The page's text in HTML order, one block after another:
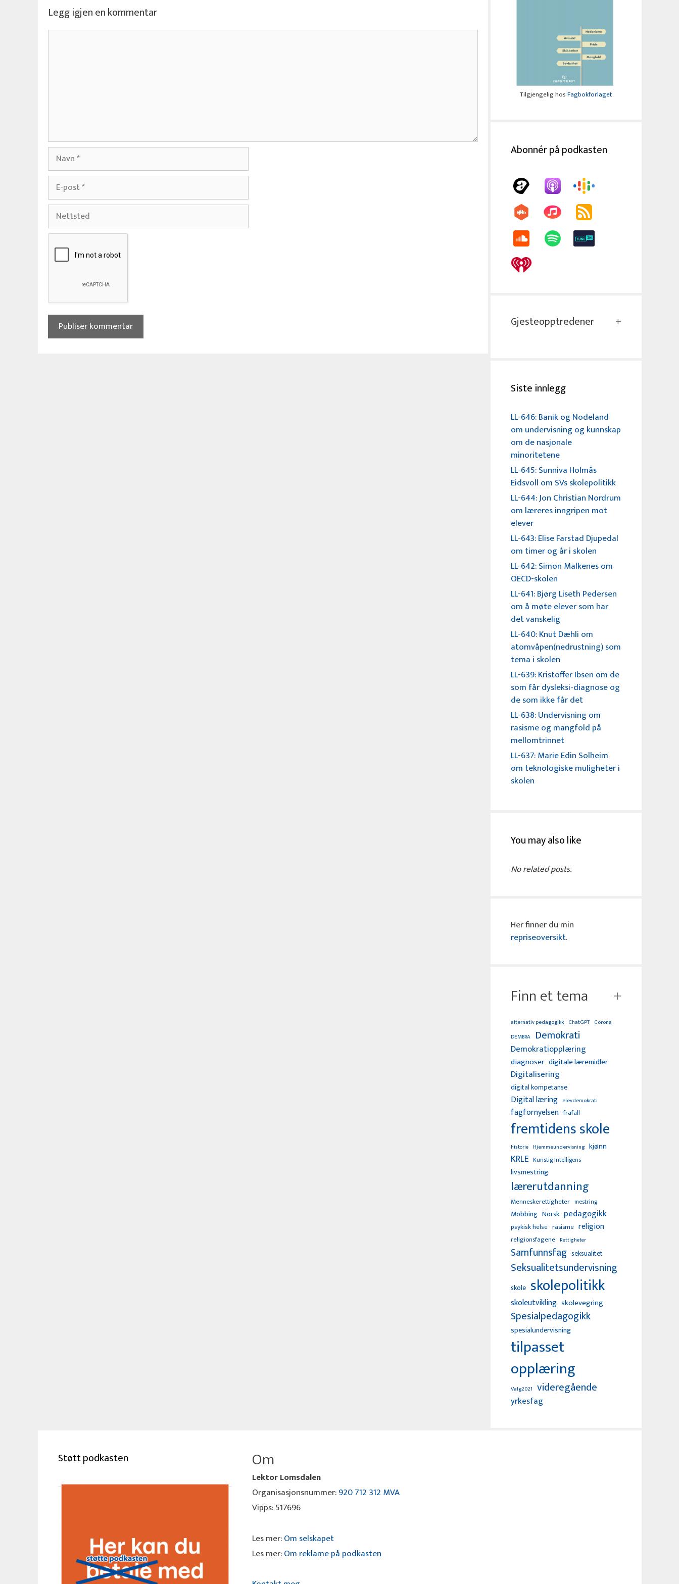
Legg igjen en kommentar
Kommentar
Navn
E-
post
Nettsted
Tilgjengelig hosFagbokforlaget
Abonnér på podkasten
Gjesteopptredener
Siste innlegg
LL-646: Banik og Nodeland
om undervisning og kunnskap
om de nasjonale
minoritetene
LL-645: Sunniva Holmås
Eidsvoll om SVs skolepolitikk
LL-644: Jon Christian Nordrum
om læreres inngripen mot
elever
LL-643: Elise Farstad Djupedal
om timer og år i skolen
LL-642: Simon Malkenes om
OECD-skolen
LL-641: Bjørg Liseth Pedersen
om å møte elever som har
det vanskelig
LL-640: Knut Dæhli om
atomvåpen(nedrustning) som
tema i skolen
LL-639: Kristoffer Ibsen om de
som får dysleksi-diagnose og
de som ikke får det
LL-638: Undervisning om
rasisme og mangfold på
mellomtrinnet
LL-637: Marie Edin Solheim
om teknologiske muligheter i
skolen
You may also like
No related posts.
Her finner du min
repriseoversikt.
Finn et tema
alternativ pedagogikk ChatGPT Corona
DEMBRA Demokrati
Demokratiopplæring
diagnoser digitale læremidler
Digitalisering
digital kompetanse
Digital læring elevdemokrati
fagfornyelsen frafall
fremtidens skole
historie Hjemmeundervisning kjønn
KRLE Kunstig Intelligens
livsmestring
lærerutdanning
Menneskerettigheter mestring
Mobbing Norsk pedagogikk
psykisk helse rasisme religion
religionsfagene Rettigheter
Samfunnsfag seksualitet
Seksualitetsundervisning
skole skolepolitikk
skoleutvikling skolevegring
Spesialpedagogikk
spesialundervisning
tilpasset
opplæring
Valg2021 videregående
yrkesfag
Støtt podkasten Om
Lektor Lomsdalen
Organisasjonsnummer:920 712 312 MVA
Vipps: 517696
Les mer:Om selskapet
Les mer:Om reklame på podkasten